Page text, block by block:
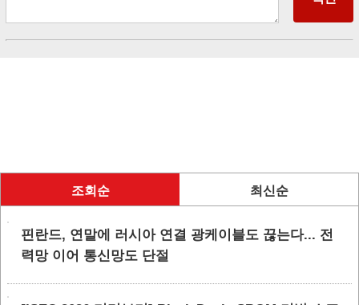
조회순 최신순
핀란드, 연말에 러시아 연결 광케이블도 끊는다... 전
력망 이어 통신망도 단절